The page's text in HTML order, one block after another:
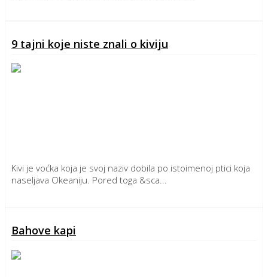
9 tajni koje niste znali o kiviju
Kivi je voćka koja je svoj naziv dobila po istoimenoj ptici koja
naseljava Okeaniju. Pored toga &sca...
Bahove kapi